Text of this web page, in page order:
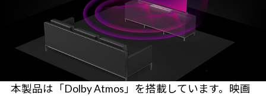
本製品は「Dolby Atmos」を搭載しています。映画